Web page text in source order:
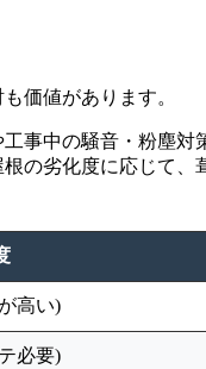
価値があります。
事中の騒音・粉塵
の劣化度に応じて
高い)
必要)